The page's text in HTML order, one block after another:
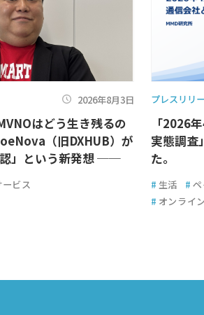
2026年8月3日
はどう生き残るの
（旧DXHUB）が
」という新発想 ──
ビス
プレスリリ
「2026
実態調査
た。
# 生活 #
# オンライ